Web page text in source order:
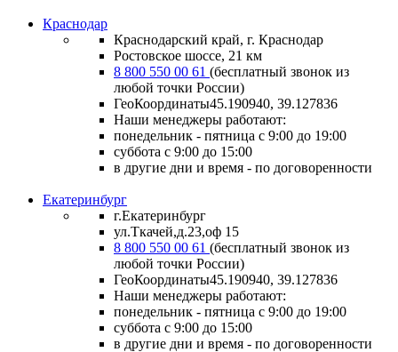
Краснодар
Краснодарский край, г. Краснодар
Ростовское шоссе, 21 км
8 800 550 00 61 (бесплатный звонок из
любой точки России)
ГеоКоординаты45.190940, 39.127836
Наши менеджеры работают:
понедельник - пятница с 9:00 до 19:00
суббота с 9:00 до 15:00
в другие дни и время - по договоренности
Екатеринбург
г.Екатеринбург
ул.Ткачей,д.23,оф 15
8 800 550 00 61 (бесплатный звонок из
любой точки России)
ГеоКоординаты45.190940, 39.127836
Наши менеджеры работают:
понедельник - пятница с 9:00 до 19:00
суббота с 9:00 до 15:00
в другие дни и время - по договоренности